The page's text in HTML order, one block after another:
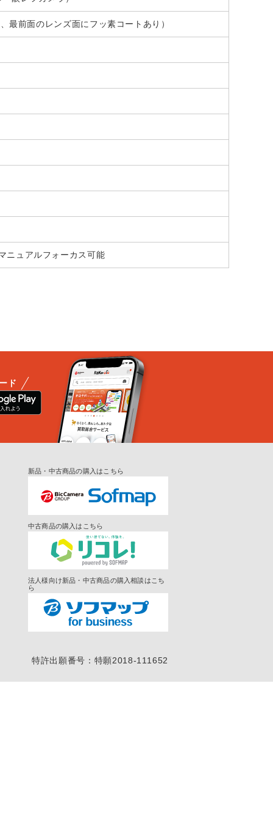
最前面のレンズ面にフッ素コートあり）
ニュアルフォーカス可能
ド
新品・中古商品の購入はこちら
中古商品の購入はこちら
法人様向け新品・中古商品の購入相談はこち
ら
特許出願番号：特願2018-111652